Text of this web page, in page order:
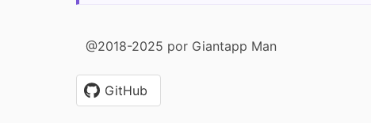
@2018-2025 por Giantapp Man
GitHub